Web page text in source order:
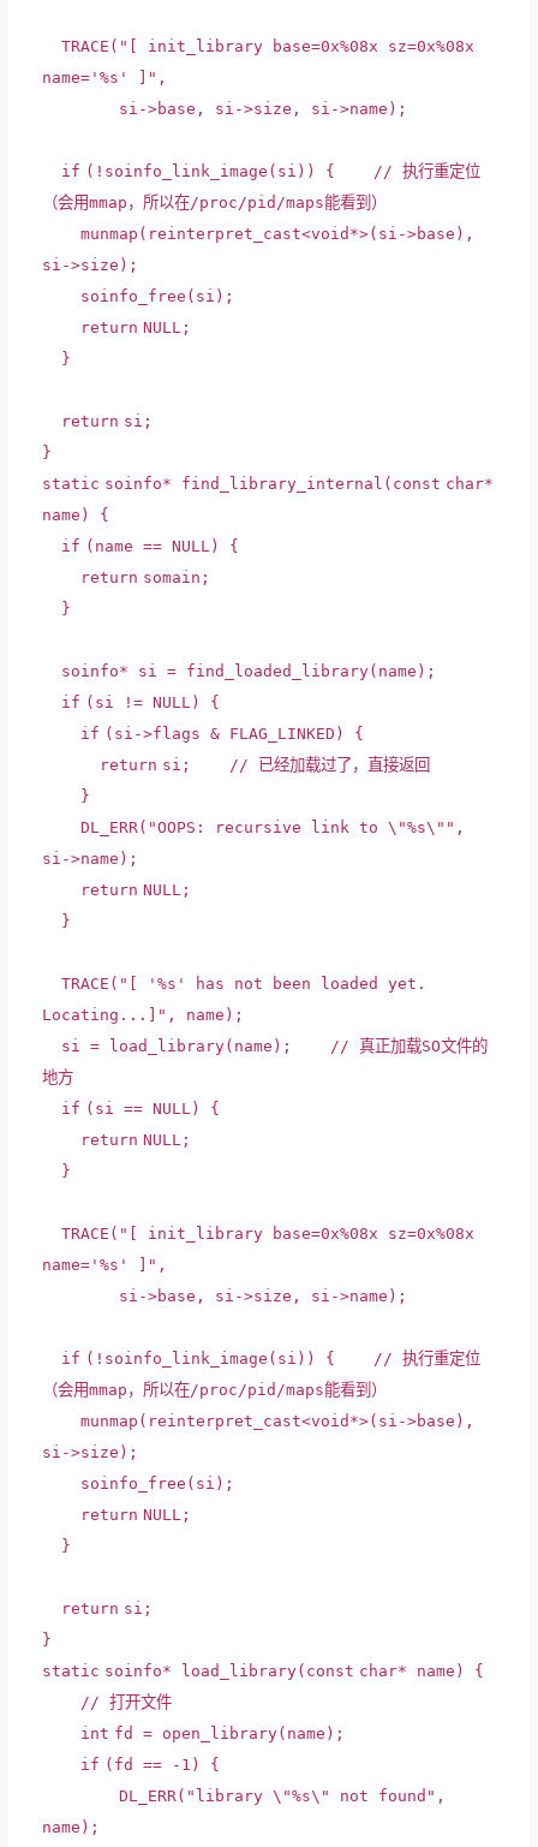
TRACE( "[ init_library base=0x%08x sz=0x%08x
name='%s' ]" ,
si->base, si->size, si->name);
if (!soinfo_link_image(si)) {
// 执行重定位
（会用mmap，所以在/proc/pid/maps能看到）
munmap( reinterpret_cast<void*>(si->base),
si->size);
soinfo_free(si);
return NULL;
}
return si;
}
static soinfo* find_library_internal(const char*
name) {
if (name == NULL) {
return somain;
}
soinfo* si = find_loaded_library(name);
if (si != NULL) {
if (si->flags & FLAG_LINKED) {
return si;
// 已经加载过了，直接返回
}
DL_ERR( "OOPS: recursive link to \"%s\"" ,
si->name);
return NULL;
}
TRACE( "[ '%s' has not been loaded yet.
Locating...]" , name);
si = load_library(name);
// 真正加载SO文件的
地方
if (si == NULL) {
return NULL;
}
TRACE( "[ init_library base=0x%08x sz=0x%08x
name='%s' ]" ,
si->base, si->size, si->name);
if (!soinfo_link_image(si)) {
// 执行重定位
（会用mmap，所以在/proc/pid/maps能看到）
munmap( reinterpret_cast<void*>(si->base),
si->size);
soinfo_free(si);
return NULL;
}
return si;
}
static soinfo* load_library(const char* name) {
// 打开文件
int fd = open_library(name);
if (fd == -1) {
DL_ERR( "library \"%s\" not found" ,
name);